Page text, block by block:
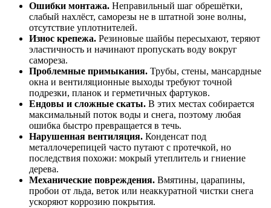
Ошибки монтажа. Неправильный шаг обрешётки,
слабый нахлёст, саморезы не в штатной зоне волны,
отсутствие уплотнителей.
Износ крепежа. Резиновые шайбы пересыхают, теряют
эластичность и начинают пропускать воду вокруг
самореза.
Проблемные примыкания. Трубы, стены, мансардные
окна и вентиляционные выходы требуют точной
подрезки, планок и герметичных фартуков.
Ендовы и сложные скаты. В этих местах собирается
максимальный поток воды и снега, поэтому любая
ошибка быстро превращается в течь.
Нарушенная вентиляция. Конденсат под
металлочерепицей часто путают с протечкой, но
последствия похожи: мокрый утеплитель и гниение
дерева.
Механические повреждения. Вмятины, царапины,
пробои от льда, веток или неаккуратной чистки снега
ускоряют коррозию покрытия.